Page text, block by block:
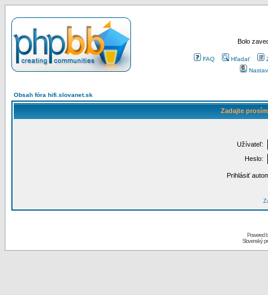
Bolo
FAQ Hľadať
Obsah fóra hifi.slovanet.sk
Zadajte
Užívateľ:
Heslo:
Prihlásiť
Powered
Slovenský